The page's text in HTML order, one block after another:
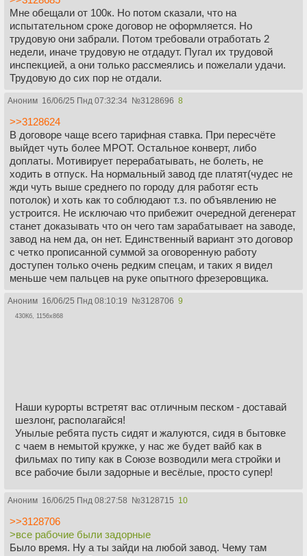
Мне обещали от 100к. Но потом сказали, что на
испытательном сроке договор не оформляется. Но
трудовую они забрали. Потом требовали отработать 2
недели, иначе трудовую не отдадут. Пугал их трудовой
инспекцией, а они только рассмеялись и пожелали удачи.
Трудовую до сих пор не отдали.
Аноним 16/06/25 Пнд 07:32:34 №3128696 8
>>3128624
В договоре чаще всего тарифная ставка. При пересчёте
выйдет чуть более МРОТ. Остальное конверт, либо
доплаты. Мотивирует перерабатывать, не болеть, не
ходить в отпуск. На нормальный завод где платят(чудес не
жди чуть выше среднего по городу для работяг есть
потолок) и хоть как то соблюдают т.з. по объявлению не
устроится. Не исключаю что прибежит очередной дегенерат
станет доказывать что он чего там зарабатывает на заводе,
завод на нем да, он нет. Единственный вариант это договор
с четко прописанной суммой за оговоренную работу
доступен только очень редким спецам, и таких я видел
меньше чем пальцев на руке опытного фрезеровщика.
Аноним 16/06/25 Пнд 08:10:19 №3128706 9
430Кб, 1156x868
Наши курорты встретят вас отличным песком - доставай
шезлонг, располагайся!
Унылые ребята пусть сидят и жалуются, сидя в бытовке
с чаем в немытой кружке, у нас же будет вайб как в
фильмах по типу как в Союзе возводили мега стройки и
все рабочие были задорные и весёлые, просто супер!
Аноним 16/06/25 Пнд 08:27:58 №3128715 10
>>3128706
>все рабочие были задорные
Было время. Ну а ты зайди на любой завод. Чему там